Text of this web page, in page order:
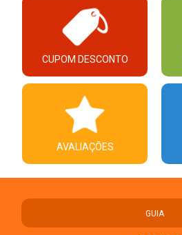
CUPOM DESCONTO
AVALIAÇÕES
GUIA